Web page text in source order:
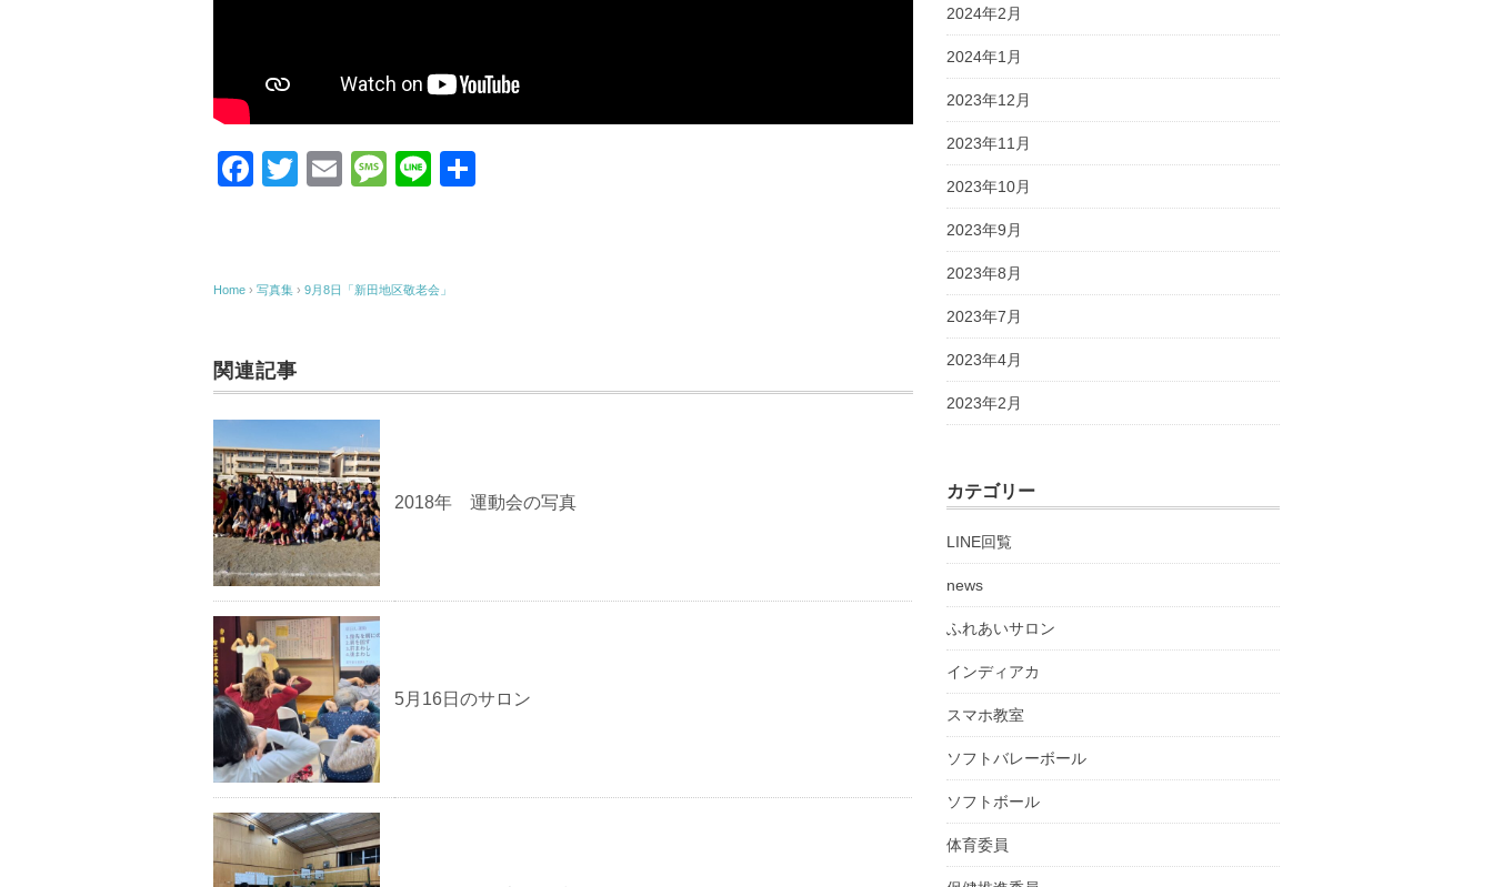
F
e
o
k
T
er
E
M
a
Li
Home › 写真集 › 9月8日「新田地区敬老会」
関連記事
2018年 運動会の写真
5月16日のサロン
2024年2月
2024年1月
2023年12月
2023年11月
2023年10月
2023年9月
2023年8月
2023年7月
2023年4月
2023年2月
カテゴリー
LINE回覧
news
ふれあいサロン
インディアカ
スマホ教室
ソフトバレーボール
ソフトボール
体育委員